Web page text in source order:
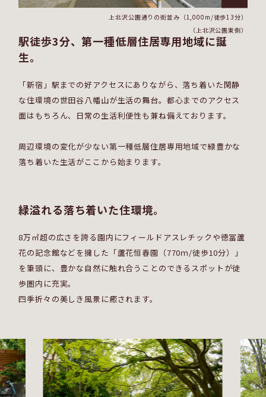
駅徒歩3分、第一種低層住居専用地域に誕
生。
「新宿」駅までの好アクセスにありながら、落ち着いた閑静
な住環境の世田谷八幡山が生活の舞台。都心までのアクセス
面はもちろん、日常の生活利便性も兼ね備えております。
周辺環境の変化が少ない第一種低層住居専用地域で緑豊かな
落ち着いた生活がここから始まります。
上北沢公園通りの街並み（1,000m/徒歩13分）
（上北沢公園東側）
緑溢れる落ち着いた住環境。
8万㎡超の広さを誇る園内にフィールドアスレチックや徳冨蘆
花の記念館などを擁した「蘆花恒春園（770ｍ/徒歩10分）」
を筆頭に、 豊かな自然に触れ合うことのできるスポットが徒
歩圏内に充実。
四季折々の美しき風景に癒されます。